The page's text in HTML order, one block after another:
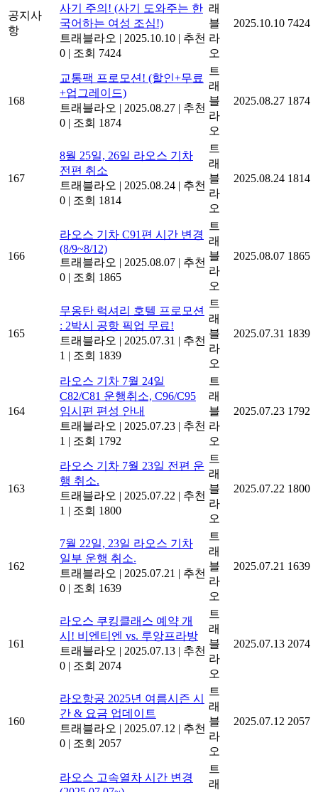
공지사
항
사기 주의! (사기 도와주는 한
국어하는 여성 조심!)
트래블라오 | 2025.10.10 | 추천
0 | 조회 7424
래
블
라
오
2025.10.10 7424
168
교통팩 프로모션! (할인+무료
+업그레이드)
트래블라오 | 2025.08.27 | 추천
0 | 조회 1874
트
래
블
라
오
2025.08.27 1874
167
8월 25일, 26일 라오스 기차
전편 취소
트래블라오 | 2025.08.24 | 추천
0 | 조회 1814
트
래
블
라
오
2025.08.24 1814
166
라오스 기차 C91편 시간 변경
(8/9~8/12)
트래블라오 | 2025.08.07 | 추천
0 | 조회 1865
트
래
블
라
오
2025.08.07 1865
165
무옹탄 럭셔리 호텔 프로모션
: 2박시 공항 픽업 무료!
트래블라오 | 2025.07.31 | 추천
1 | 조회 1839
트
래
블
라
오
2025.07.31 1839
164
라오스 기차 7월 24일
C82/C81 운행취소, C96/C95
임시편 편성 안내
트래블라오 | 2025.07.23 | 추천
1 | 조회 1792
트
래
블
라
오
2025.07.23 1792
163
라오스 기차 7월 23일 전편 운
행 취소.
트래블라오 | 2025.07.22 | 추천
1 | 조회 1800
트
래
블
라
오
2025.07.22 1800
162
7월 22일, 23일 라오스 기차
일부 운행 취소.
트래블라오 | 2025.07.21 | 추천
0 | 조회 1639
트
래
블
라
오
2025.07.21 1639
161
라오스 쿠킹클래스 예약 개
시! 비엔티엔 vs. 루앙프라방
트래블라오 | 2025.07.13 | 추천
0 | 조회 2074
트
래
블
라
오
2025.07.13 2074
160
라오항공 2025년 여름시즌 시
간 & 요금 업데이트
트래블라오 | 2025.07.12 | 추천
0 | 조회 2057
트
래
블
라
오
2025.07.12 2057
라오스 고속열차 시간 변경
트
래